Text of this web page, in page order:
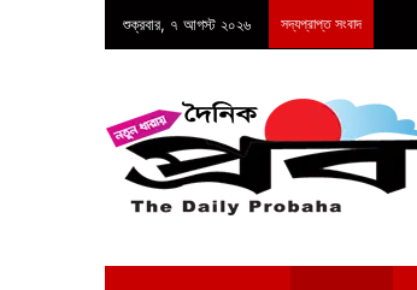
শুক্রবার, ৭ আগস্ট ২০২৬ সদ্যপ্রাপ্ত সংবাদ